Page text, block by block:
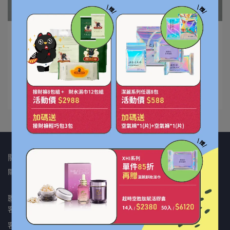
新生兒尿布用量大，是不是該囤貨？新生兒
尿布怎麼挑？
Luke Chen | 2024-07-30
寶寶剛出生之後，護理師就會替寶寶包上NB（New B⋯
閱讀更多 ->
關於我們
關於優米 我的帳戶 隱私政策 服務條款 聯繫我們
聯絡資訊
客服專線：06-3120388
客服時間：09:00-18:00